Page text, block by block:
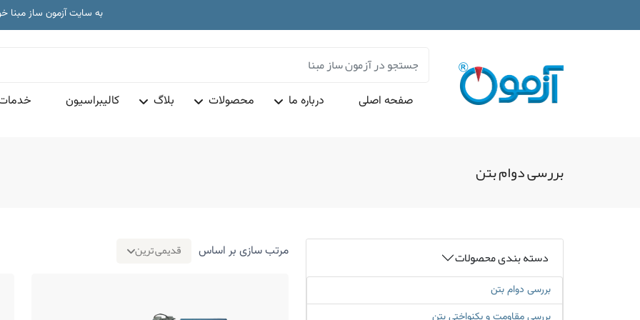
به سایت آزمون ساز مبنا
صفحه اصلی درباره ما محصولات بلاگ کالیبراسیون
بررسی دوام بتن
مرتب سازی بر اساس قدیمی ترین دسته بندی محصولات
بررسی دوام بتن